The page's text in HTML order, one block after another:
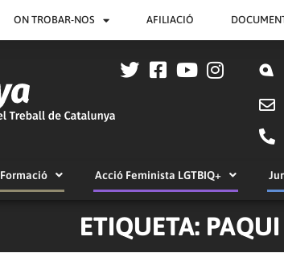
ON TROBAR-NOS AFILIACIÓ
Formació Acció Feminista LGTBIQ+
ETIQUETA: PAQUI